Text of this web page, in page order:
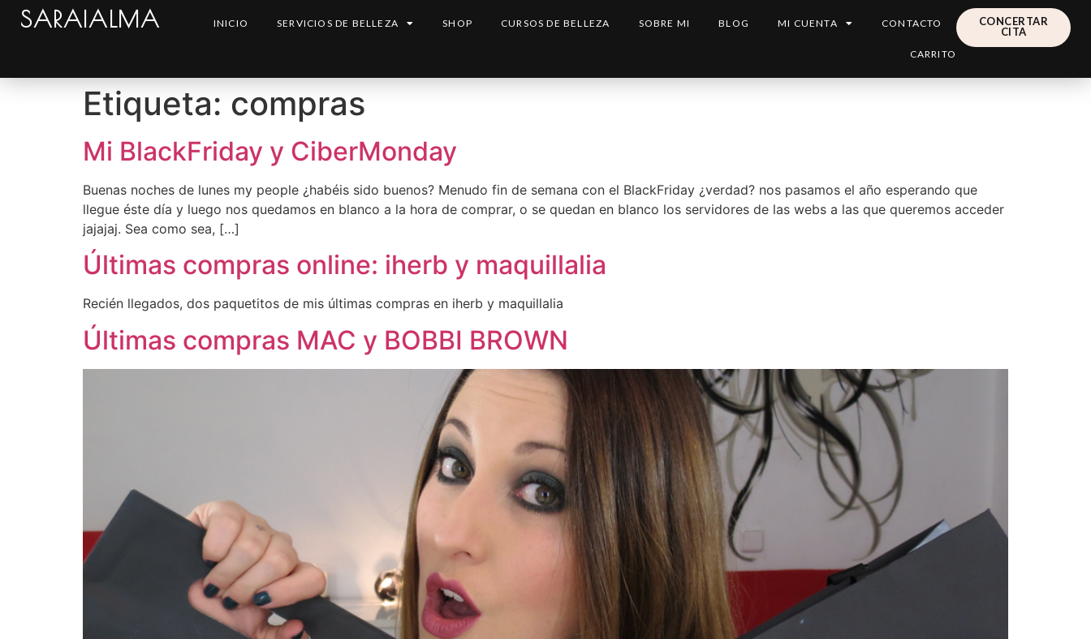
SARAIALMA INICIO SERVICIOS DE BELLEZA SHOP CURSOS DE BELLEZA SOBRE MI BLOG MI CUENTA CONTACTO
CARRITO
CONCERTAR
CITA
Etiqueta: compras
Mi BlackFriday y CiberMonday
Buenas noches de lunes my people ¿habéis sido buenos? Menudo fin de semana con el BlackFriday ¿verdad? nos pasamos el año esperando que
llegue éste día y luego nos quedamos en blanco a la hora de comprar, o se quedan en blanco los servidores de las webs a las que queremos acceder
jajajaj. Sea como sea, […]
Últimas compras online: iherb y maquillalia
Recién llegados, dos paquetitos de mis últimas compras en iherb y maquillalia
Últimas compras MAC y BOBBI BROWN